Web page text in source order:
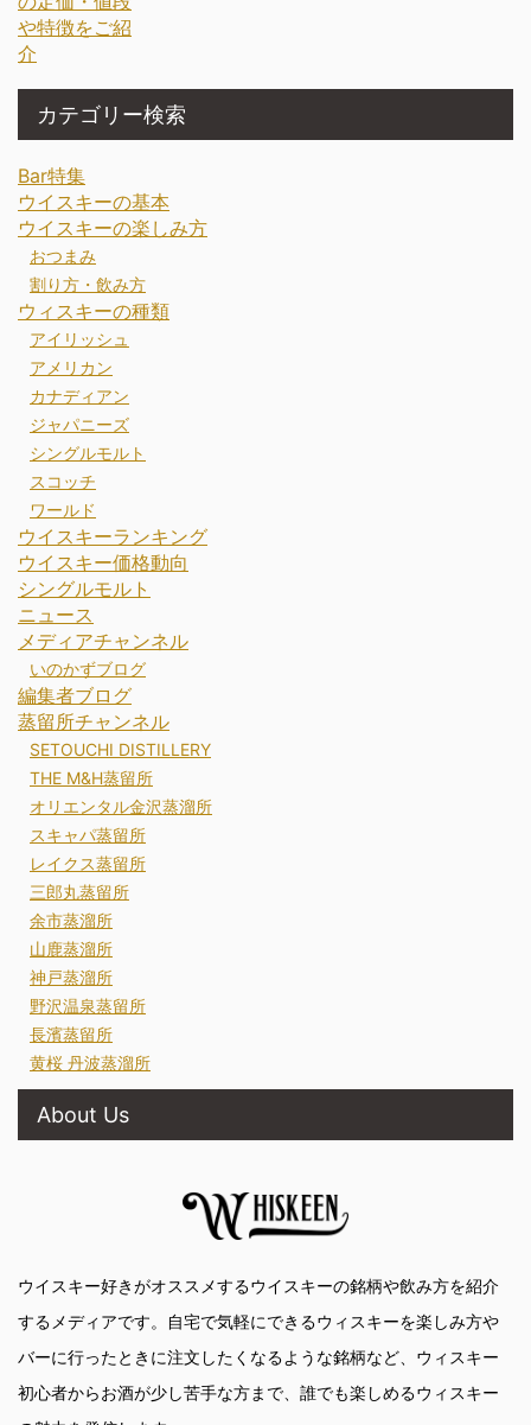
カテゴリー検索
Bar特集
ウイスキーの基本
ウイスキーの楽しみ方
おつまみ
割り方・飲み方
ウィスキーの種類
アイリッシュ
アメリカン
カナディアン
ジャパニーズ
シングルモルト
スコッチ
ワールド
ウイスキーランキング
ウイスキー価格動向
シングルモルト
ニュース
メディアチャンネル
いのかずブログ
編集者ブログ
蒸留所チャンネル
SETOUCHI DISTILLERY
THE M&H蒸留所
オリエンタル金沢蒸溜所
スキャパ蒸留所
レイクス蒸留所
三郎丸蒸留所
余市蒸溜所
山鹿蒸溜所
神戸蒸溜所
野沢温泉蒸留所
長濱蒸留所
黄桜 丹波蒸溜所
About Us
ウイスキー好きがオススメするウイスキーの銘柄や飲み方を紹介
するメディアです。自宅で気軽にできるウィスキーを楽しみ方や
バーに行ったときに注文したくなるような銘柄など、ウィスキー
初心者からお酒が少し苦手な方まで、誰でも楽しめるウィスキー